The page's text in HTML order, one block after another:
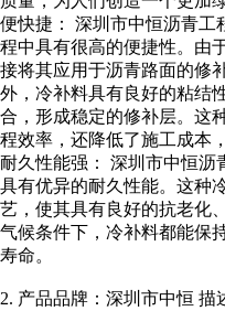
便快捷： 深圳市中恒沥青工
程中具有很高的便捷性。由
接将其应用于沥青路面的修
外，冷补料具有良好的粘结
合，形成稳定的修补层。这
程效率，还降低了施工成本
耐久性能强： 深圳市中恒沥
具有优异的耐久性能。这种
艺，使其具有良好的抗老化
气候条件下，冷补料都能保
寿命。
2. 产品品牌：深圳市中恒 描